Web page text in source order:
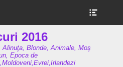
Sidebar
2016
Blonde, Animale, Moş
Epoca de